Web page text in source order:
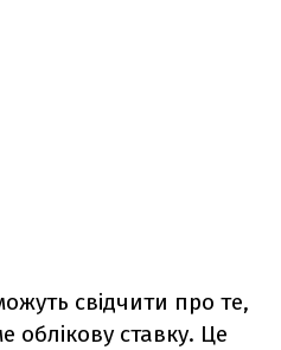
свідчити про те,
облікову ставку. Це